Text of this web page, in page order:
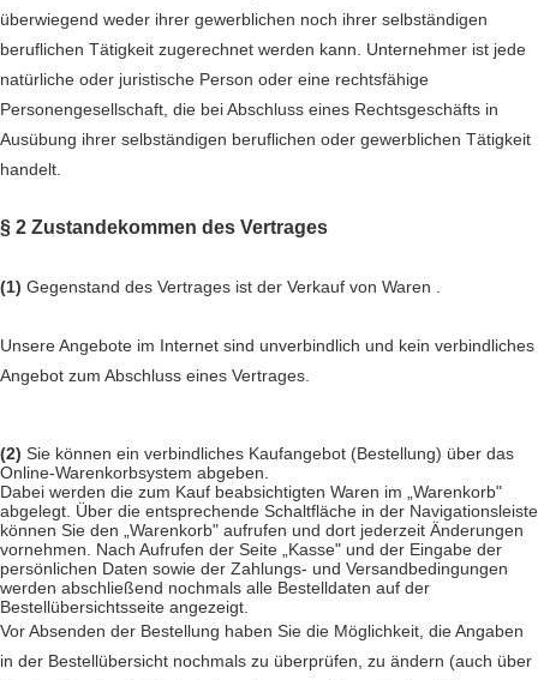
überwiegend weder ihrer gewerblichen noch ihrer selbständigen
beruflichen Tätigkeit zugerechnet werden kann. Unternehmer ist jede
natürliche oder juristische Person oder eine rechtsfähige
Personengesellschaft, die bei Abschluss eines Rechtsgeschäfts in
Ausübung ihrer selbständigen beruflichen oder gewerblichen Tätigkeit
handelt.
§ 2 Zustandekommen des Vertrages
(1) Gegenstand des Vertrages ist der Verkauf von Waren
Unsere Angebote im Internet sind unverbindlich und kein verbindliches
Angebot zum Abschluss eines Vertrages.
(2) Sie können ein verbindliches Kaufangebot (Bestellung) über das
Online-Warenkorbsystem abgeben.
Dabei werden die zum Kauf beabsichtigten Waren im „Warenkorb"
abgelegt. Über die entsprechende Schaltfläche in der Navigationsleiste
können Sie den „Warenkorb" aufrufen und dort jederzeit Änderungen
vornehmen. Nach Aufrufen der Seite „Kasse" und der Eingabe der
persönlichen Daten sowie der Zahlungs- und Versandbedingungen
werden abschließend nochmals alle Bestelldaten auf der
Bestellübersichtsseite angezeigt.
Vor Absenden der Bestellung haben Sie die Möglichkeit, die Angaben
in der Bestellübersicht nochmals zu überprüfen, zu ändern (auch über